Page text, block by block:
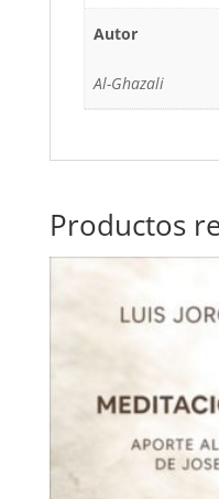
Autor
Al-Ghazali
Productos